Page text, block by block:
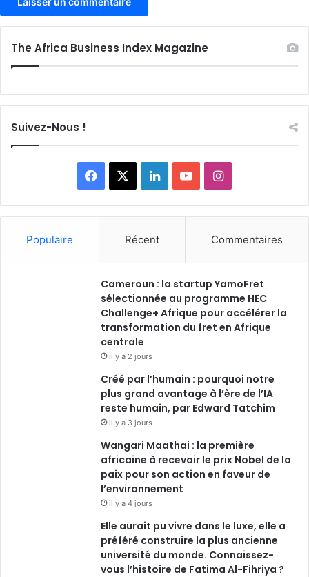
The Africa Business Index Magazine
Suivez-Nous !
Facebook LinkedinYouTubeInstagram
Populaire Récent Commentaires
Cameroun : la startup YamoFret
sélectionnée au programme HEC
Challenge+ Afrique pour accélérer la
transformation du fret en Afrique
centrale
il y a 2 jours
Créé par l’humain : pourquoi notre
plus grand avantage à l’ère de l’IA
reste humain, par Edward Tatchim
il y a 3 jours
Wangari Maathai : la première
africaine à recevoir le prix Nobel de la
paix pour son action en faveur de
l’environnement
il y a 4 jours
Elle aurait pu vivre dans le luxe, elle a
préféré construire la plus ancienne
université du monde. Connaissez-
vous l’histoire de Fatima Al-Fihriya ?